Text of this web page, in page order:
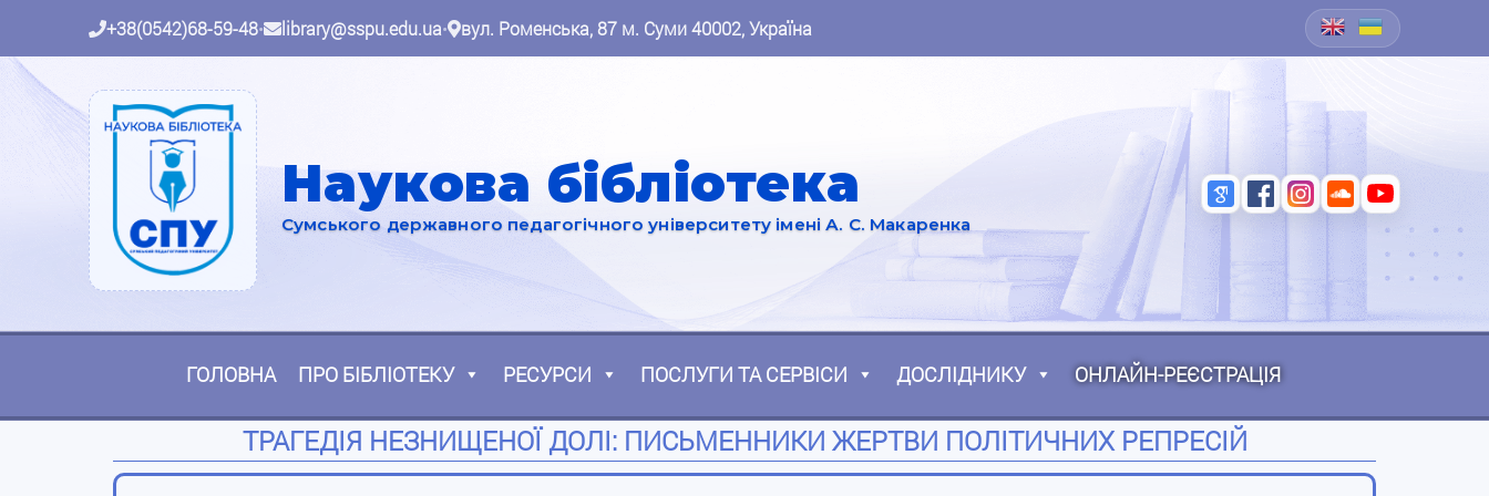
+38(0542)68-59-48• library@sspu.edu.ua• вул. Роменська, 87 м. Суми 40002, Україна
Наукова бібліотека
Сумського державного педагогічного університету імені А. С. Макаренка
ГОЛОВНА ПРО БІБЛІОТЕКУ РЕСУРСИ ПОСЛУГИ ТА СЕРВІСИ ДОСЛІДНИКУ ОНЛАЙН-РЕЄСТРАЦІЯ
ТРАГЕДІЯ НЕЗНИЩЕНОЇ ДОЛІ: ПИСЬМЕННИКИ ЖЕРТВИ ПОЛІТИЧНИХ РЕПРЕСІЙ